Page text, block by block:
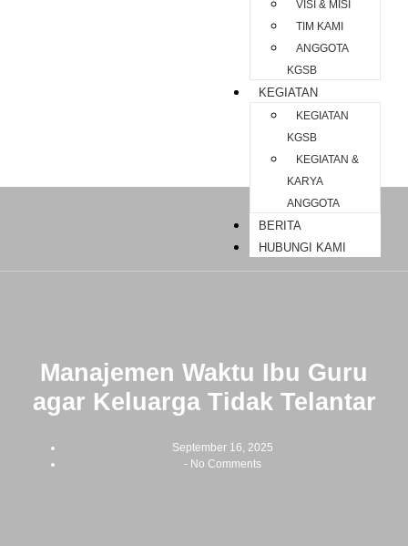
VISI & MISI
TIM KAMI
ANGGOTA
KGSB
KEGIATAN
KEGIATAN
KGSB
KEGIATAN &
KARYA
ANGGOTA
BERITA
HUBUNGI KAMI
Manajemen Waktu Ibu Guru
agar Keluarga Tidak Telantar
September 16, 2025
-No Comments